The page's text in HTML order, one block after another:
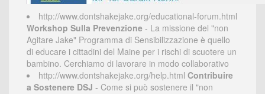
http://www.dontshakejake.org/educational-forum.html
Workshop Sulla Prevenzione - La missione del "non
Agitare Jake" Programma di Sensibilizzazione è quello
di educare i cittadini del Maine per i rischi di scuotere un
bambino. Cerchiamo di lavorare in modo collaborativo
http://www.dontshakejake.org/help.html Contribuire
a Sostenere DSJ - Come si può sostenere il "non